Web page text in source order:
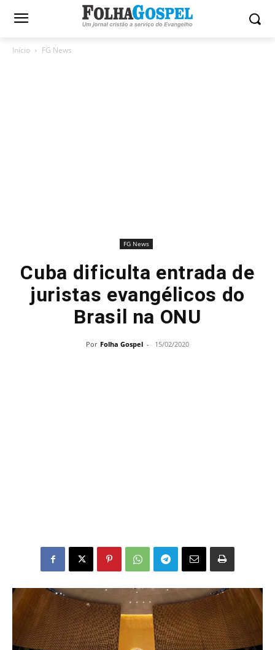
Início FG News
FG News
Cuba dificulta entrada de
juristas evangélicos do
Brasil na ONU
Por Folha Gospel - 15/02/2020